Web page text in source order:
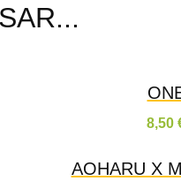
8,50
AOHARU X